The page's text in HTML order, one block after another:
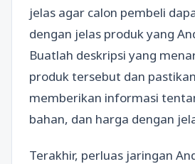
jelas agar calon pembeli
dengan jelas produk yang
Buatlah deskripsi yang
produk tersebut dan
memberikan informasi
bahan, dan harga dengan
Terakhir, perluas jaringan